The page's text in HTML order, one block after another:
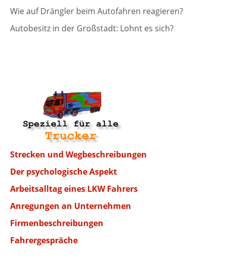
Wie auf Drängler beim Autofahren reagieren?
Autobesitz in der Großstadt: Lohnt es sich?
Strecken und Wegbeschreibungen
Der psychologische Aspekt
Arbeitsalltag eines LKW Fahrers
Anregungen an Unternehmen
Firmenbeschreibungen
Fahrergespräche